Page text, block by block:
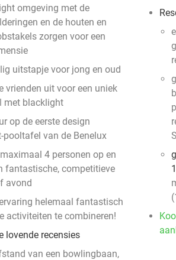
omgeving met de
en de houten en
zorgen voor een
uitstapje voor jong en oud
vrienden uit voor een uniek
met blacklight
op de eerste design
pooltafel van de Benelux
4 personen op en
fantastische, competitieve
avond
helemaal fantastisch
activiteiten te combineren!
lovende recensies
van een bowlingbaan,